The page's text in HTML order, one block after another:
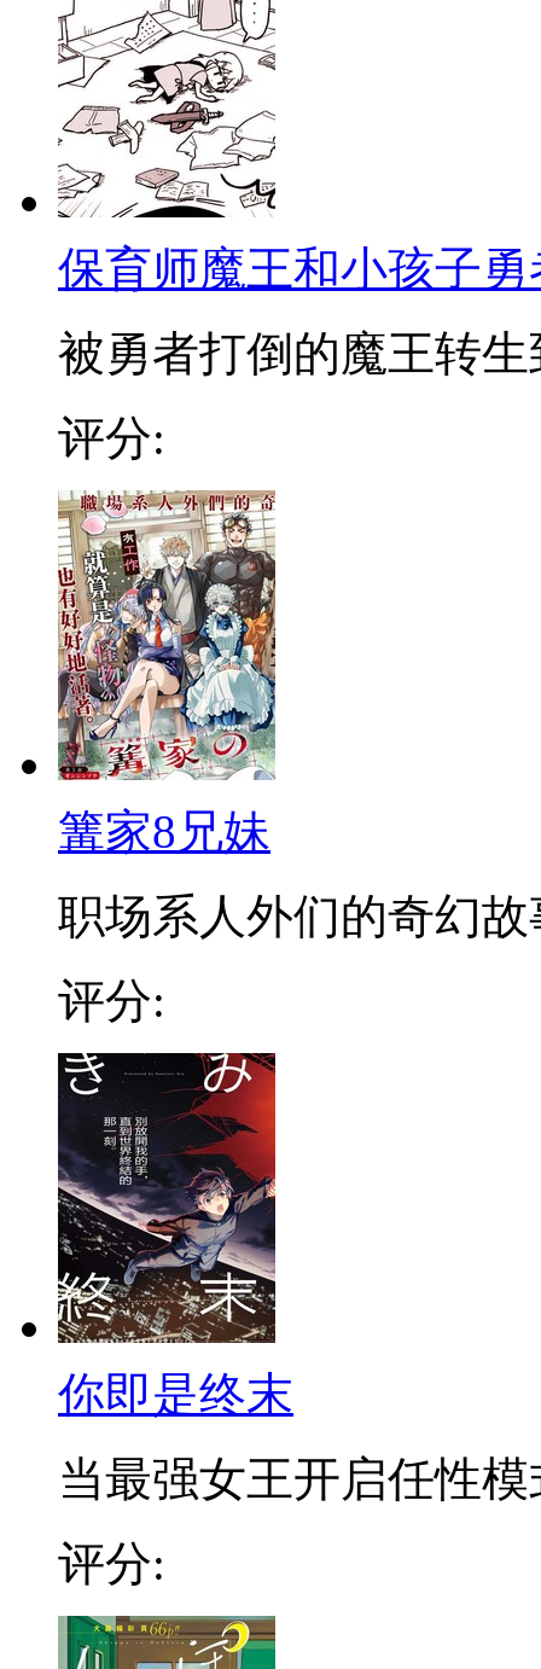
保育师魔王和小孩子勇
被勇者打倒的魔王转生
评分:
篝家8兄妹
职场系人外们的奇幻故
评分:
你即是终末
当最强女王开启任性
评分: